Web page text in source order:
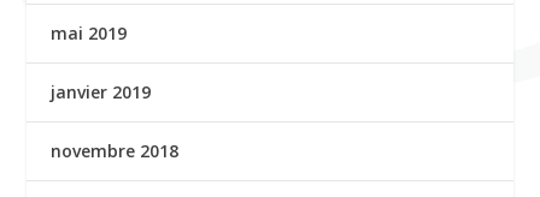
mai 2019
janvier 2019
novembre 2018